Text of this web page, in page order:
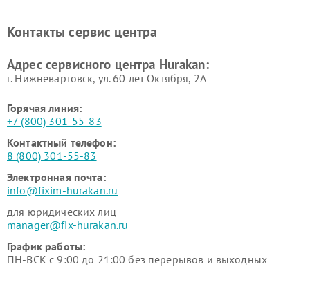
Hurakan
Контакты сервис центра
Адрес сервисного центра Hurakan:
г. Нижневартовск, ул. 60 лет Октября, 2А
Горячая линия:
+7 (800) 301-55-83
Контактный телефон:
8 (800) 301-55-83
Электронная почта:
info@fixim-hurakan.ru
для юридических лиц
manager@fix-hurakan.ru
График работы:
ПН-ВСК с 9:00 до 21:00 без перерывов и выходных